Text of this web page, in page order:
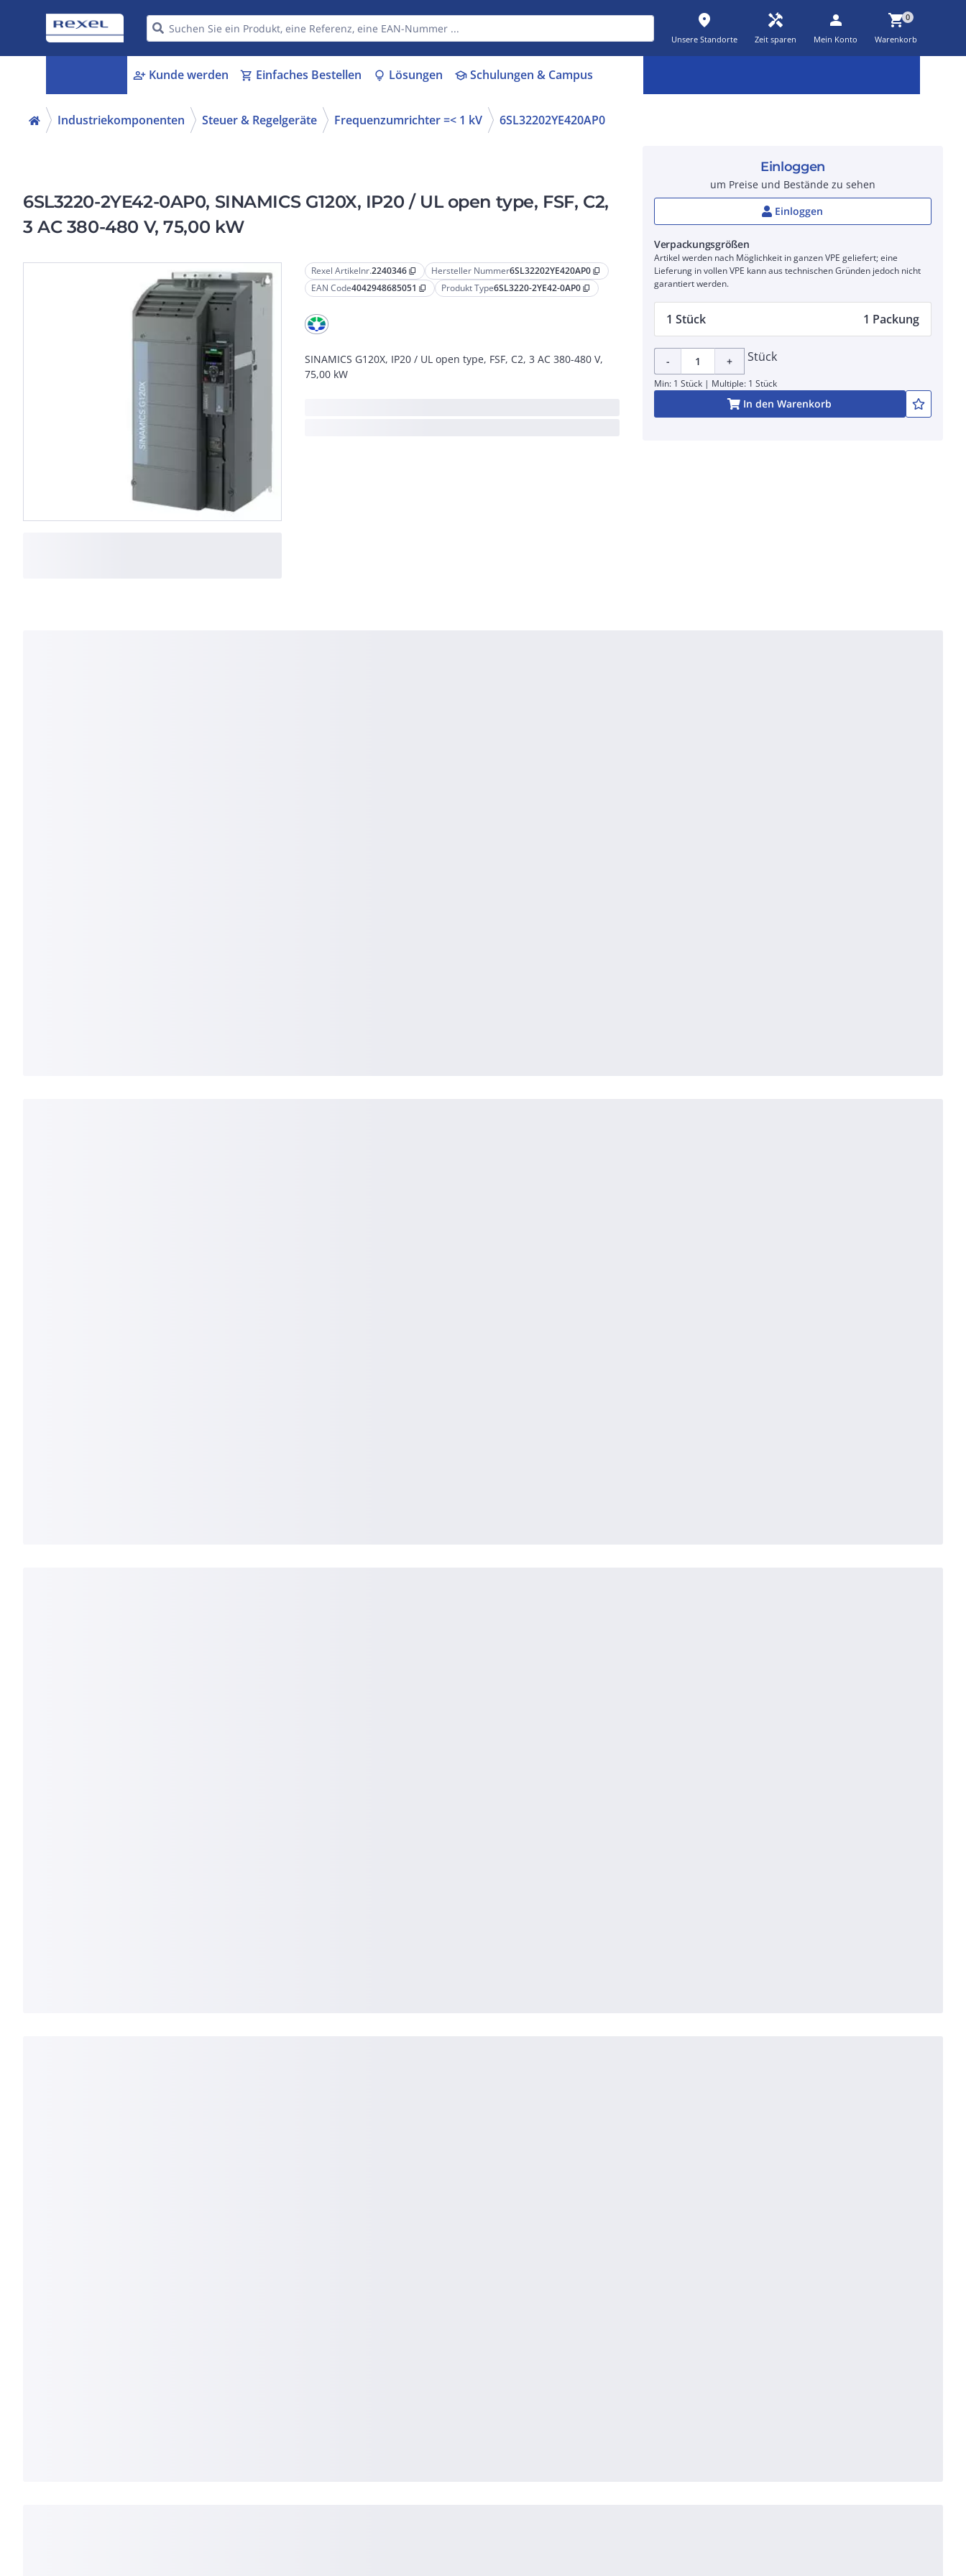
place
Unsere Standorte
handyman
Zeit sparen
person
Mein Konto
shopping_cart0
Warenkorb
person_add Kunde werden shopping_cart Einfaches Bestellen lightbulb Lösungen schoolSchulungen & Campus
Industriekomponenten Steuer & Regelgeräte Frequenzumrichter =< 1 kV 6SL32202YE420AP0
6SL3220-2YE42-0AP0, SINAMICS G120X, IP20 / UL open type, FSF, C2,
3 AC 380-480 V, 75,00 kW
Rexel Artikelnr.2240346 content_copy Hersteller Nummer6SL32202YE420AP0 content_copy
EAN Code4042948685051 content_copy Produkt Type6SL3220-2YE42-0AP0 content_copy
SINAMICS G120X, IP20 / UL open type, FSF, C2, 3 AC 380-480 V,
75,00 kW
Einloggen
um Preise und Bestände zu sehen
Einloggen
Verpackungsgrößen
Artikel werden nach Möglichkeit in ganzen VPE geliefert; eine
Lieferung in vollen VPE kann aus technischen Gründen jedoch nicht
garantiert werden.
1 Stück 1 Packung
- + Stück
Min: 1 Stück | Multiple: 1 Stück
In den Warenkorb